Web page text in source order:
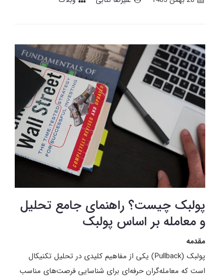
پولبک چیست؟ راهنمای جامع تحلیل
و معامله بر اساس پولبک
مقدمه
پولبک (Pullback) یکی از مفاهیم کلیدی در تحلیل تکنیکال
است که معامله‌گران حرفه‌ای برای شناسایی فرصت‌های مناسب